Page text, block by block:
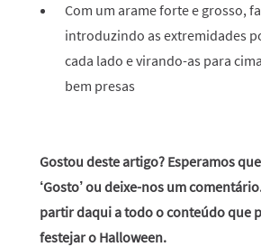
Com um arame forte e grosso,
introduzindo as extremidades
cada lado e virando-as para
bem presas
Gostou deste artigo? Esperamos
‘Gosto’ ou deixe-nos um
partir daqui a todo o conteúdo que
festejar o Halloween.